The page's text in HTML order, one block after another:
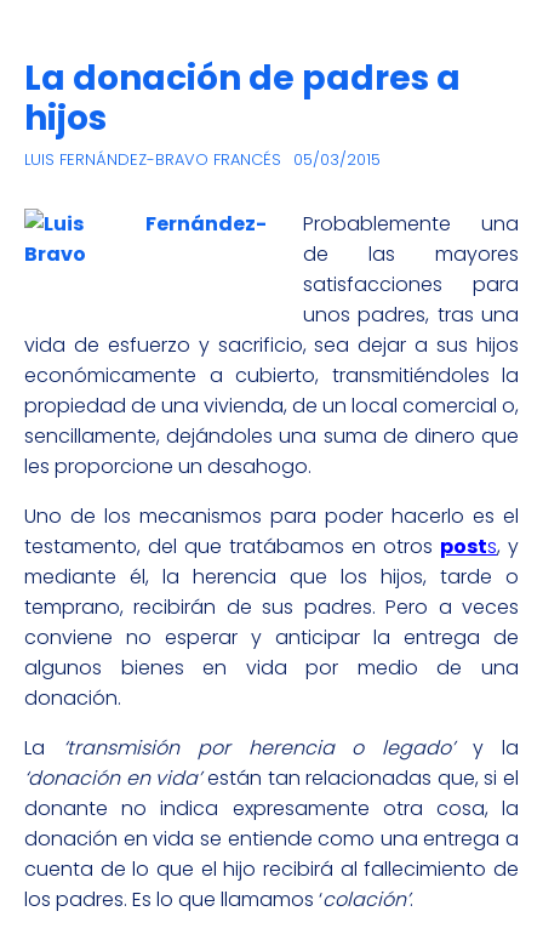
La donación de padres a
hijos
LUIS FERNÁNDEZ-BRAVO FRANCÉS 05/03/2015
Probablemente una
de las mayores
satisfacciones para
unos padres, tras una
vida de esfuerzo y sacrificio, sea dejar a sus hijos
económicamente a cubierto, transmitiéndoles la
propiedad de una vivienda, de un local comercial o,
sencillamente, dejándoles una suma de dinero que
les proporcione un desahogo.
Uno de los mecanismos para poder hacerlo es el
testamento, del que tratábamos en otros posts, y
mediante él, la herencia que los hijos, tarde o
temprano, recibirán de sus padres. Pero a veces
conviene no esperar y anticipar la entrega de
algunos bienes en vida por medio de una
donación.
La ‘transmisión por herencia o legado’y la
‘donación en vida’están tan relacionadas que, si el
donante no indica expresamente otra cosa, la
donación en vida se entiende como una entrega a
cuenta de lo que el hijo recibirá al fallecimiento de
los padres. Es lo que llamamos ‘colación’.